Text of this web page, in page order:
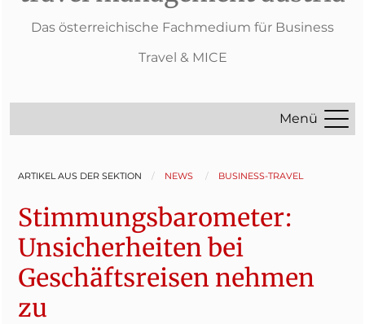
Das österreichische Fachmedium für Business
Travel & MICE
Menü
ARTIKEL AUS DER SEKTION NEWS BUSINESS-TRAVEL
Stimmungsbarometer:
Unsicherheiten bei
Geschäftsreisen nehmen
zu